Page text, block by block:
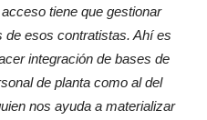
tiene que gestionar
esos contratistas. Ahí es
integración de bases de
de planta como al del
nos ayuda a materializar